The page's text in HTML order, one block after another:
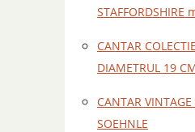
CANTAR
DIAMETRUL 19
CANTAR
SOEHNLE